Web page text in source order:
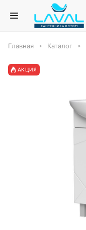
Главная Каталог
АКЦИЯ